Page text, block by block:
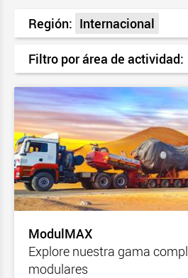
Región: Internacional
Filtro por área de actividad:
ModulMAX
Explore nuestra gama
modulares